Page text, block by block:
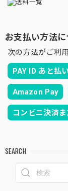
お支払い方法に
次の方法がご利
PAY ID あと払
Amazon Pay
コンビニ決済
SEARCH